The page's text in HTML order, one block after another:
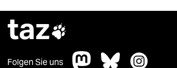
taz
Folgen Sie uns